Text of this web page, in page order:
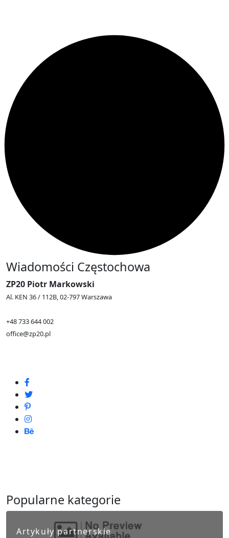
Wiadomości Częstochowa
ZP20 Piotr Markowski
Al. KEN 36 / 112B, 02-797 Warszawa
+48 733 644 002
office@zp20.pl
Popularne kategorie
Artykuły partnerskie